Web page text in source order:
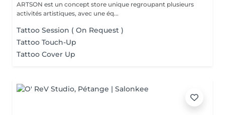
ARTSON est un concept store unique regroupant plusieurs
activités artistiques, avec une éq...
Tattoo Session ( On Request )
Tattoo Touch-Up
Tattoo Cover Up